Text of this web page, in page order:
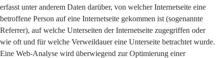
erfasst unter anderem Daten darüber, von welcher Internetseite eine
betroffene Person auf eine Internetseite gekommen ist (sogenannte
Referrer), auf welche Unterseiten der Internetseite zugegriffen oder
wie oft und für welche Verweildauer eine Unterseite betrachtet wurde.
Eine Web-Analyse wird überwiegend zur Optimierung einer